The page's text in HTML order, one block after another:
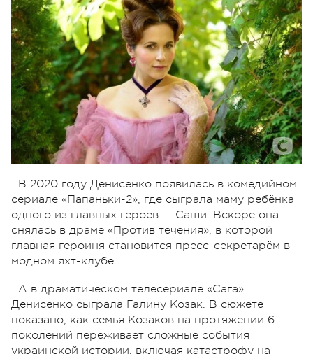
В 2020 году Денисенко появилась в комедийном
сериале «Папаньки-2», где сыграла маму ребёнка
одного из главных героев — Саши. Вскоре она
снялась в драме «Против течения», в которой
главная героиня становится пресс-секретарём в
модном яхт-клубе.
А в драматическом телесериале «Сага»
Денисенко сыграла Галину Козак. В сюжете
показано, как семья Козаков на протяжении 6
поколений переживает сложные события
украинской истории, включая катастрофу на